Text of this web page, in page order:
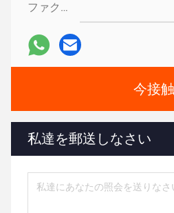
ファクシミリ:
今接触
私達を郵送しなさい